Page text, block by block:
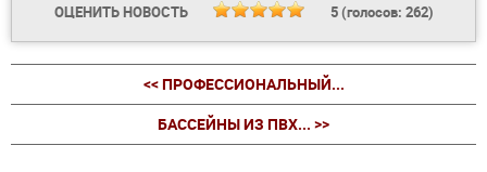
ОЦЕНИТЬ НОВОСТЬ 5(голосов: 262)
<< ПРОФЕССИОНАЛЬНЫЙ...
БАССЕЙНЫ ИЗ ПВХ... >>